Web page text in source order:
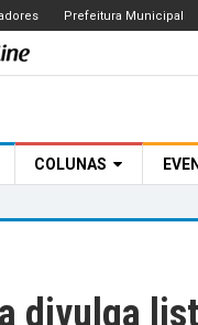
Prefeitura Municipal
COLUNAS
divulga